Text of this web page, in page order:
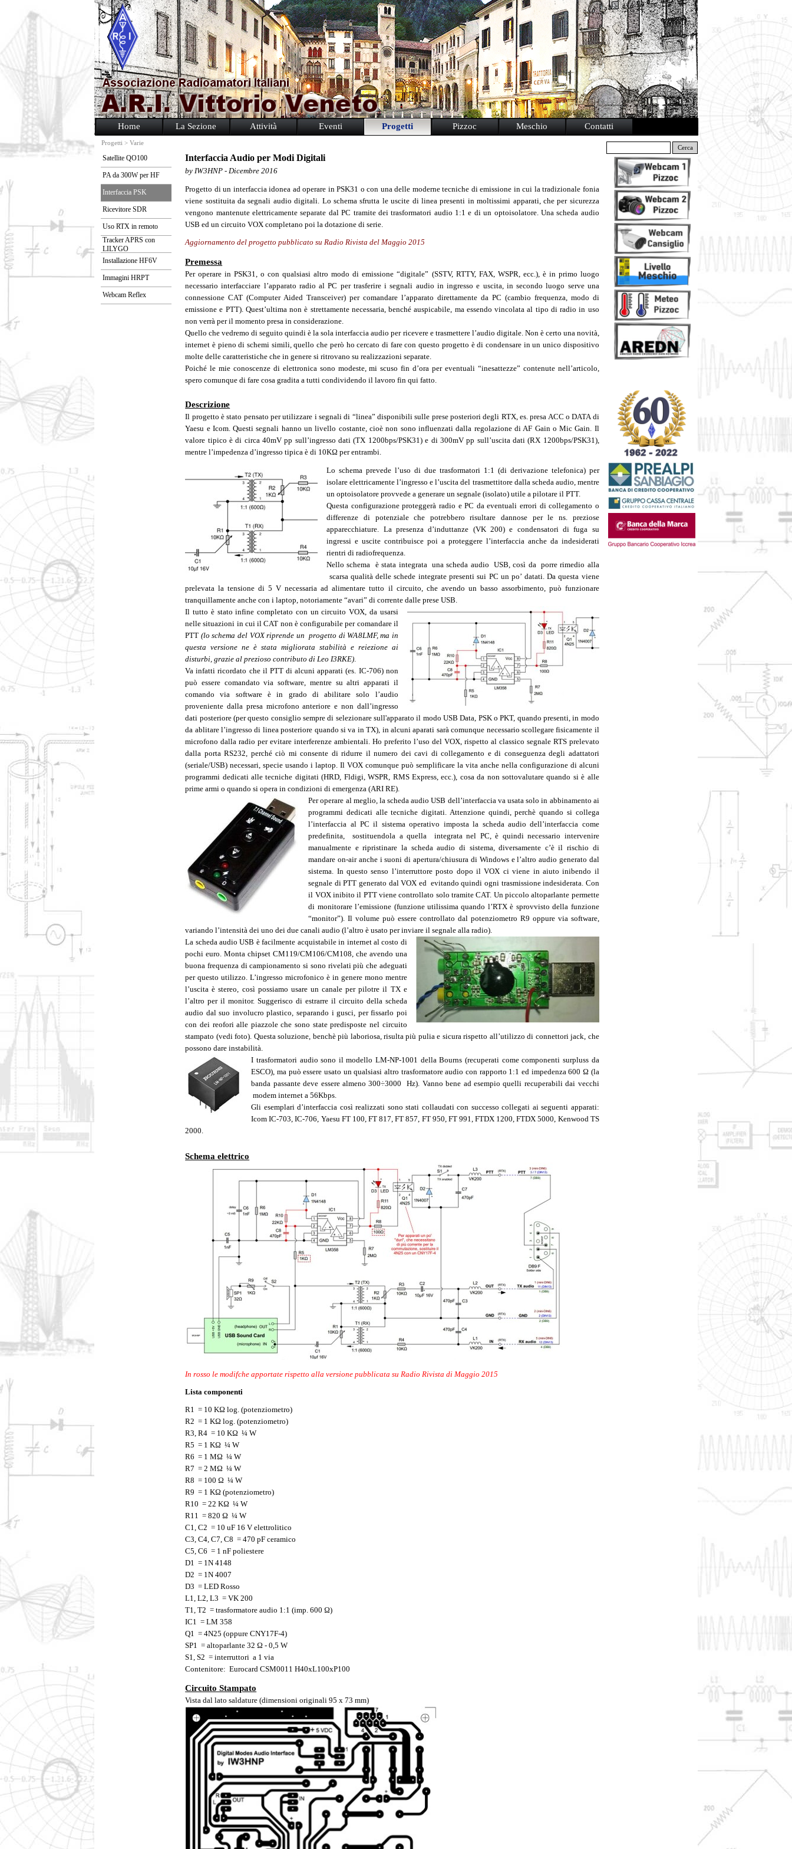
Home La Sezione Attività Eventi Progetti Pizzoc Meschio Contatti
Cerca
Progetti > Varie
Satellite QO100
PA da 300W per HF
Interfaccia PSK
Ricevitore SDR
Uso RTX in remoto
Tracker APRS con
LILYGO
Installazione HF6V
Immagini HRPT
Webcam Reflex
Interfaccia Audio per Modi Digitali
by IW3HNP - Dicembre 2016
Progetto di un interfaccia idonea ad operare in PSK31 o con una delle moderne tecniche di emissione in cui la tradizionale fonia
viene sostituita da segnali audio digitali. Lo schema sfrutta le uscite di linea presenti in moltissimi apparati, che per sicurezza
vengono mantenute elettricamente separate dal PC tramite dei trasformatori audio 1:1 e di un optoisolatore. Una scheda audio
USB ed un circuito VOX completano poi la dotazione di serie.
Aggiornamento del progetto pubblicato su Radio Rivista del Maggio 2015
Premessa
Per operare in PSK31, o con qualsiasi altro modo di emissione “digitale” (SSTV, RTTY, FAX, WSPR, ecc.), è in primo luogo
necessario interfacciare l’apparato radio al PC per trasferire i segnali audio in ingresso e uscita, in secondo luogo serve una
connessione CAT (Computer Aided Transceiver) per comandare l’apparato direttamente da PC (cambio frequenza, modo di
emissione e PTT). Quest’ultima non è strettamente necessaria, benché auspicabile, ma essendo vincolata al tipo di radio in uso
non verrà per il momento presa in considerazione.
Quello che vedremo di seguito quindi è la sola interfaccia audio per ricevere e trasmettere l’audio digitale. Non è certo una novità,
internet è pieno di schemi simili, quello che però ho cercato di fare con questo progetto è di condensare in un unico dispositivo
molte delle caratteristiche che in genere si ritrovano su realizzazioni separate.
Poiché le mie conoscenze di elettronica sono modeste, mi scuso fin d’ora per eventuali “inesattezze” contenute nell’articolo,
spero comunque di fare cosa gradita a tutti condividendo il lavoro fin qui fatto.
Descrizione
Il progetto è stato pensato per utilizzare i segnali di “linea” disponibili sulle prese posteriori degli RTX, es. presa ACC o DATA di
Yaesu e Icom. Questi segnali hanno un livello costante, cioè non sono influenzati dalla regolazione di AF Gain o Mic Gain. Il
valore tipico è di circa 40mV pp sull’ingresso dati (TX 1200bps/PSK31) e di 300mV pp sull’uscita dati (RX 1200bps/PSK31),
mentre l’impedenza d’ingresso tipica è di 10KΩ per entrambi.
Lo schema prevede l’uso di due trasformatori 1:1 (di derivazione telefonica) per
isolare elettricamente l’ingresso e l’uscita del trasmettitore dalla scheda audio, mentre
un optoisolatore provvede a generare un segnale (isolato) utile a pilotare il PTT.
Questa configurazione proteggerà radio e PC da eventuali errori di collegamento o
differenze di potenziale che potrebbero risultare dannose per le ns. preziose
apparecchiature. La presenza d’induttanze (VK 200) e condensatori di fuga su
ingressi e uscite contribuisce poi a proteggere l’interfaccia anche da indesiderati
rientri di radiofrequenza.
Nello schema è stata integrata una scheda audio USB, così da porre rimedio alla
scarsa qualità delle schede integrate presenti sui PC un po’ datati. Da questa viene
prelevata la tensione di 5 V necessaria ad alimentare tutto il circuito, che avendo un basso assorbimento, può funzionare
tranquillamente anche con i laptop, notoriamente “avari” di corrente dalle prese USB.
Il tutto è stato infine completato con un circuito VOX, da usarsi
nelle situazioni in cui il CAT non è configurabile per comandare il
PTT (lo schema del VOX riprende un progetto di WA8LMF, ma in
questa versione ne è stata migliorata stabilità e reiezione ai
disturbi, grazie al prezioso contributo di Leo I3RKE).
Va infatti ricordato che il PTT di alcuni apparati (es. IC-706) non
può essere comandato via software, mentre su altri apparati il
comando via software è in grado di abilitare solo l’audio
proveniente dalla presa microfono anteriore e non dall’ingresso
dati posteriore (per questo consiglio sempre di selezionare sull'apparato il modo USB Data, PSK o PKT, quando presenti, in modo
da ablitare l’ingresso di linea posteriore quando si va in TX), in alcuni aparati sarà comunque necessario scollegare fisicamente il
microfono dalla radio per evitare interferenze ambientali. Ho preferito l’uso del VOX, rispetto al classico segnale RTS prelevato
dalla porta RS232, perché ciò mi consente di ridurre il numero dei cavi di collegamento e di conseguenza degli adattatori
(seriale/USB) necessari, specie usando i laptop. Il VOX comunque può semplificare la vita anche nella configurazione di alcuni
programmi dedicati alle tecniche digitati (HRD, Fldigi, WSPR, RMS Express, ecc.), cosa da non sottovalutare quando si è alle
prime armi o quando si opera in condizioni di emergenza (ARI RE).
Per operare al meglio, la scheda audio USB dell’interfaccia va usata solo in abbinamento ai
programmi dedicati alle tecniche digitati. Attenzione quindi, perchè quando si collega
l’interfaccia al PC il sistema operativo imposta la scheda audio dell’interfaccia come
predefinita, sostituendola a quella integrata nel PC, è quindi necessario intervenire
manualmente e ripristinare la scheda audio di sistema, diversamente c’è il rischio di
mandare on-air anche i suoni di apertura/chiusura di Windows e l’altro audio generato dal
sistema. In questo senso l’interruttore posto dopo il VOX ci viene in aiuto inibendo il
segnale di PTT generato dal VOX ed evitando quindi ogni trasmissione indesiderata. Con
il VOX inibito il PTT viene controllato solo tramite CAT. Un piccolo altoparlante permette
di monitorare l’emissione (funzione utilissima quando l’RTX è sprovvisto della funzione
“monitor”). Il volume può essere controllato dal potenziometro R9 oppure via software,
variando l’intensità dei uno dei due canali audio (l’altro è usato per inviare il segnale alla radio).
La scheda audio USB è facilmente acquistabile in internet al costo di
pochi euro. Monta chipset CM119/CM106/CM108, che avendo una
buona frequenza di campionamento si sono rivelati più che adeguati
per questo utilizzo. L’ingresso microfonico è in genere mono mentre
l’uscita è stereo, così possiamo usare un canale per pilotre il TX e
l’altro per il monitor. Suggerisco di estrarre il circuito della scheda
audio dal suo involucro plastico, separando i gusci, per fissarlo poi
con dei reofori alle piazzole che sono state predisposte nel circuito
stampato (vedi foto). Questa soluzione, benchè più laboriosa, risulta più pulia e sicura rispetto all’utilizzo di connettori jack, che
possono dare instabilità.
I trasformatori audio sono il modello LM-NP-1001 della Bourns (recuperati come componenti surpluss da
ESCO), ma può essere usato un qualsiasi altro trasformatore audio con rapporto 1:1 ed impedenza 600 Ω (la
banda passante deve essere almeno 300÷3000 Hz). Vanno bene ad esempio quelli recuperabili dai vecchi
modem internet a 56Kbps.
Gli esemplari d’interfaccia così realizzati sono stati collaudati con successo collegati ai seguenti apparati:
Icom IC-703, IC-706, Yaesu FT 100, FT 817, FT 857, FT 950, FT 991, FTDX 1200, FTDX 5000, Kenwood TS
2000.
Schema elettrico
In rosso le modifche apportate rispetto alla versione pubblicata su Radio Rivista di Maggio 2015
Lista componenti
R1 = 10 KΩ log. (potenziometro)
R2 = 1 KΩ log. (potenziometro)
R3, R4 = 10 KΩ ¼ W
R5 = 1 KΩ ¼ W
R6 = 1 MΩ ¼ W
R7 = 2 MΩ ¼ W
R8 = 100 Ω ¼ W
R9 = 1 KΩ (potenziometro)
R10 = 22 KΩ ¼ W
R11 = 820 Ω ¼ W
C1, C2 = 10 uF 16 V elettrolitico
C3, C4, C7, C8 = 470 pF ceramico
C5, C6 = 1 nF poliestere
D1 = 1N 4148
D2 = 1N 4007
D3 = LED Rosso
L1, L2, L3 = VK 200
T1, T2 = trasformatore audio 1:1 (imp. 600 Ω)
IC1 = LM 358
Q1 = 4N25 (oppure CNY17F-4)
SP1 = altoparlante 32 Ω - 0,5 W
S1, S2 = interruttori a 1 via
Contenitore: Eurocard CSM0011 H40xL100xP100
Circuito Stampato
Vista dal lato saldature (dimensioni originali 95 x 73 mm)